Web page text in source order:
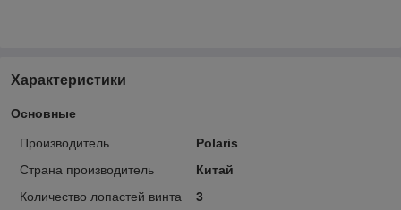
Характеристики
Основные
Производитель
Polaris
Страна производитель
Китай
Количество лопастей винта
3